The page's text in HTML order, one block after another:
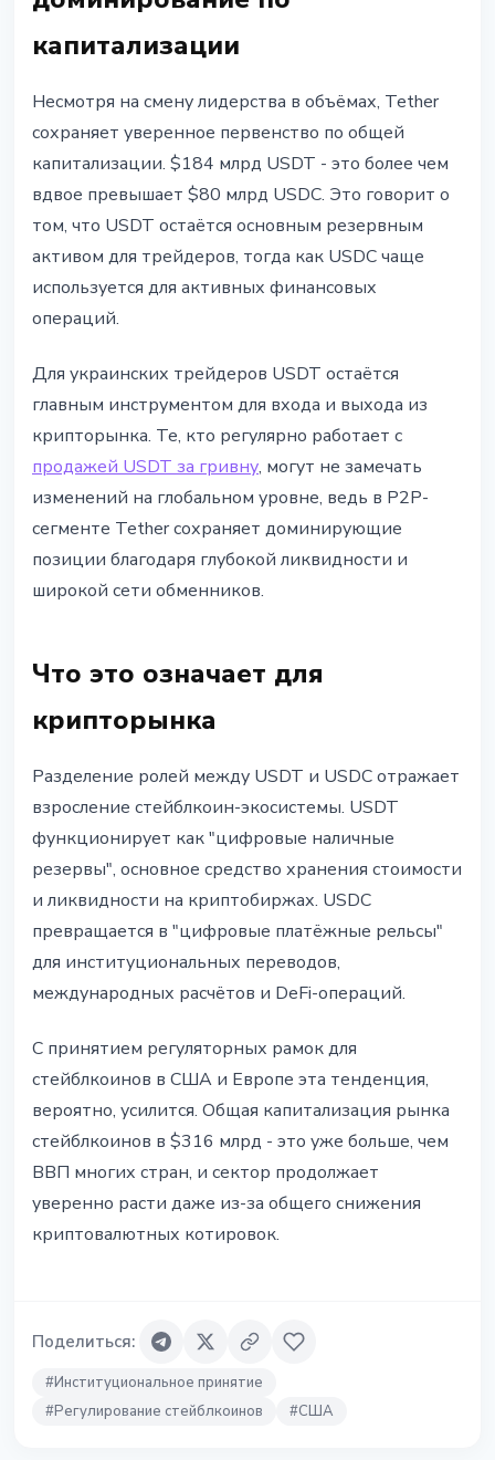
капитализации
Несмотря на смену лидерства в объёмах, Tether
сохраняет уверенное первенство по общей
капитализации. $184 млрд USDT - это более чем
вдвое превышает $80 млрд USDC. Это говорит о
том, что USDT остаётся основным резервным
активом для трейдеров, тогда как USDC чаще
используется для активных финансовых
операций.
Для украинских трейдеров USDT остаётся
главным инструментом для входа и выхода из
крипторынка. Те, кто регулярно работает с
продажей USDT за гривну, могут не замечать
изменений на глобальном уровне, ведь в P2P-
сегменте Tether сохраняет доминирующие
позиции благодаря глубокой ликвидности и
широкой сети обменников.
Что это означает для
крипторынка
Разделение ролей между USDT и USDC отражает
взросление стейблкоин-экосистемы. USDT
функционирует как "цифровые наличные
резервы", основное средство хранения стоимости
и ликвидности на криптобиржах. USDC
превращается в "цифровые платёжные рельсы"
для институциональных переводов,
международных расчётов и DeFi-операций.
С принятием регуляторных рамок для
стейблкоинов в США и Европе эта тенденция,
вероятно, усилится. Общая капитализация рынка
стейблкоинов в $316 млрд - это уже больше, чем
ВВП многих стран, и сектор продолжает
уверенно расти даже из-за общего снижения
криптовалютных котировок.
Поделиться:
#Институциональное принятие
#Регулирование стейблкоинов #США